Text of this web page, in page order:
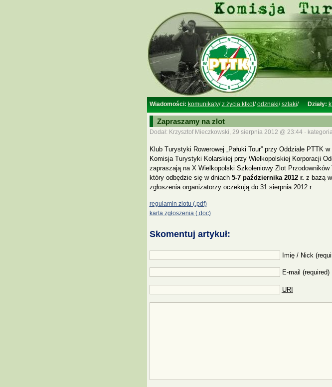
Wiadomości: komunikaty/z życia ktkol /odznaki/szlaki/ Działy:
Zapraszamy na zlot
Dodał: Krzysztof Mieczkowski, 29 sierpnia 2012 @ 23:44 · kategoria
Klub Turystyki Rowerowej „Pałuki Tour” przy Oddziale PTTK
Komisja Turystyki Kolarskiej przy Wielkopolskiej Korporacji
zapraszają na X Wielkopolski Szkoleniowy Zlot Przodowników
który odbędzie się w dniach 5-7 października 2012 r. z bazą
zgłoszenia organizatorzy oczekują do 31 sierpnia 2012 r.
regulamin zlotu (.pdf)
karta zgłoszenia (.doc)
Skomentuj artykuł:
Imię / Nick
E-mail (required)
URI